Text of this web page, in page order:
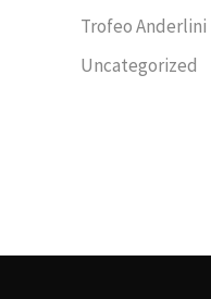
Trofeo Anderlini
Uncategorized